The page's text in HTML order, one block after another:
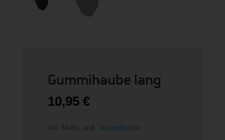
Gummihaube lang
10,95 €
inkl. MwSt. zzgl. Versandkosten